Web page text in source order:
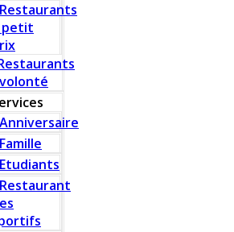
Restaurants
petit
Anniversaire
Famille
Etudiants
Restaurant